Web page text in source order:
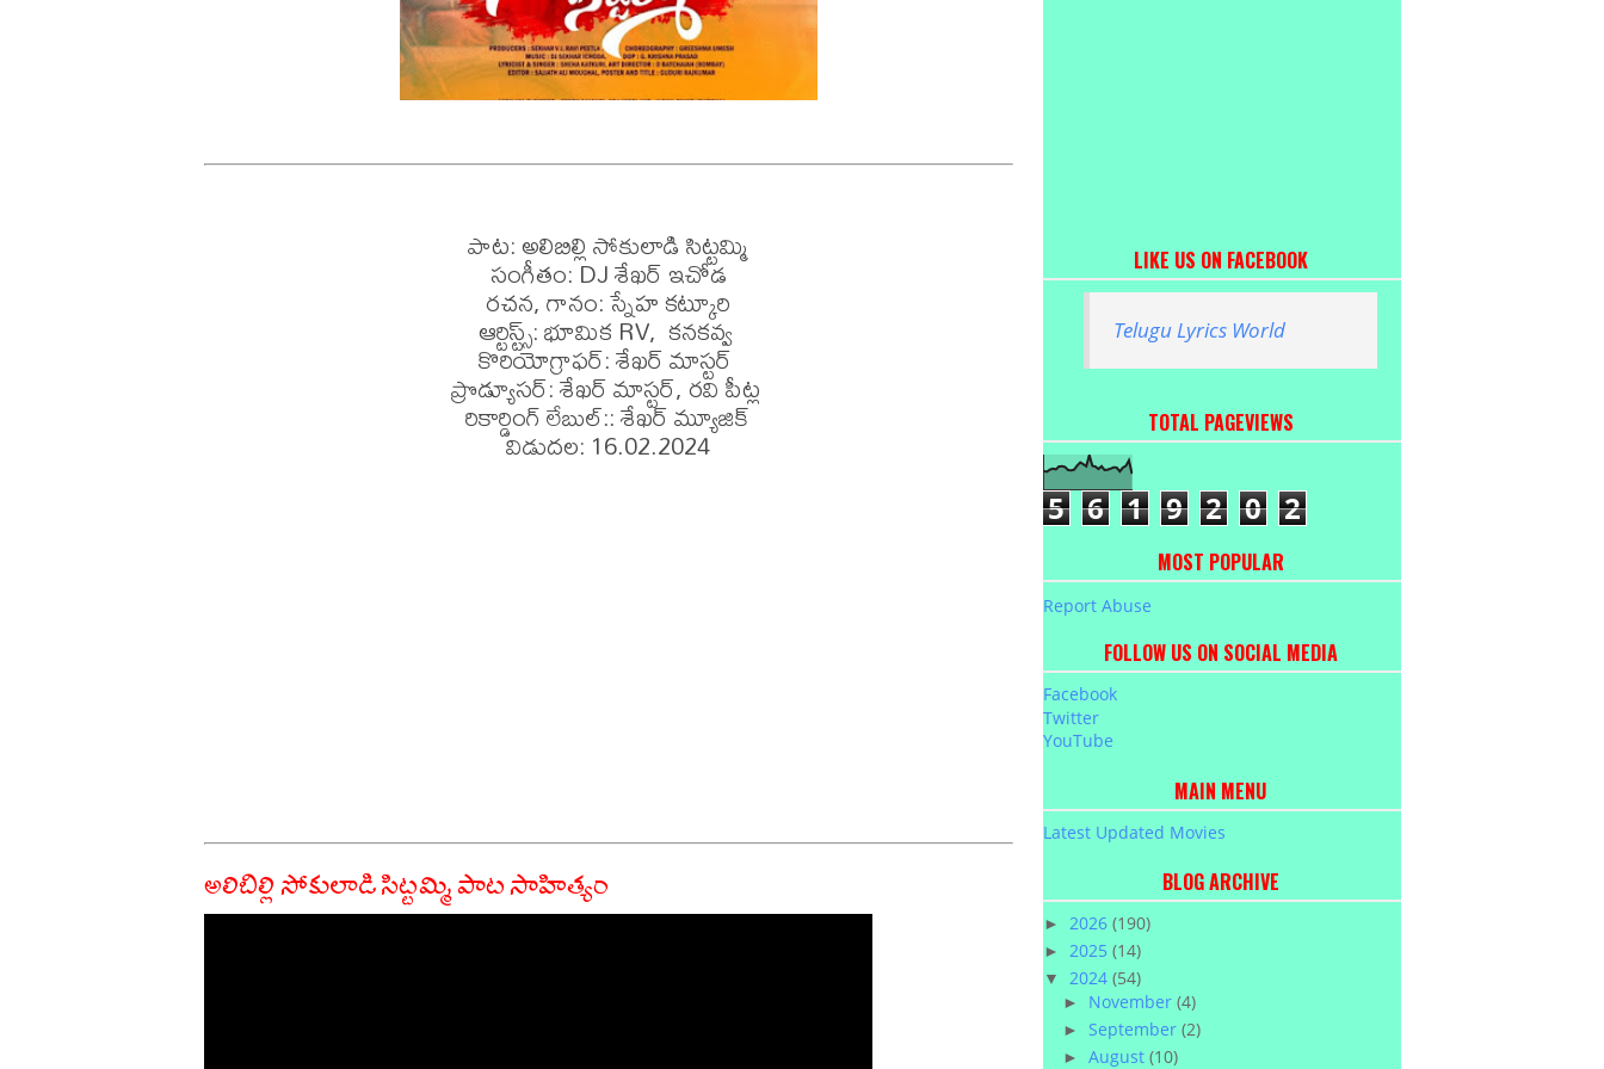
పాట: అలిబిల్లి సోకులాడి సిట్టమ్మి
సంగీతం: DJ శేఖర్ ఇచోడ
రచన, గానం: స్నేహ కట్కూరి
ఆర్టిస్ట్స్: భూమిక RV,  కనకవ్వ
కొరియోగ్రాఫర్: శేఖర్ మాస్టర్
ప్రొడ్యూసర్: శేఖర్ మాస్టర్, రవి పీట్ల
రికార్డింగ్ లేబుల్:: శేఖర్ మ్యూజిక్
అలిబిల్లి సోకులాడి సిట్టమ్మి పాట సాహిత్యం
LIKE US ON FACEBOOK
Telugu Lyrics World
TOTAL PAGEVIEWS
5 6 1 9 2 0 2
MOST POPULAR
Report Abuse
FOLLOW US ON SOCIAL MEDIA
Facebook
Twitter
YouTube
MAIN MENU
Latest Updated Movies
BLOG ARCHIVE
► 2026 (190)
► 2025 (14)
▼ 2024 (54)
► November(4)
► September(2)
►August(10)